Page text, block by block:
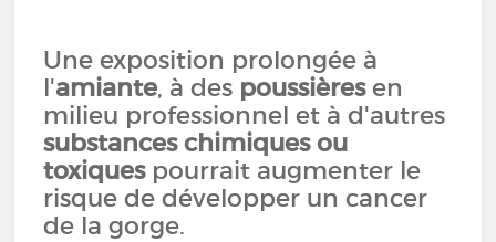
Une exposition prolongée à
l'amiante, à des poussièresen
milieu professionnel et à d'autres
substances chimiques ou
toxiquespourrait augmenter le
risque de développer un cancer
de la gorge.